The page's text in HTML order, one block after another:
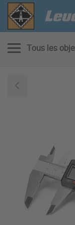
Tous les